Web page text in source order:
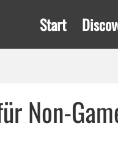
Start
Non-